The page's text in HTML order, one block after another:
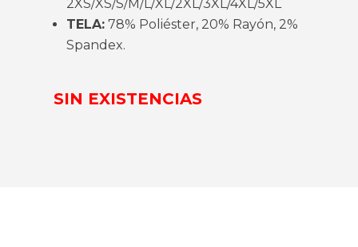
2XS/XS/S/M/L/XL/2XL/3XL/4XL/5XL
TELA: 78% Poliéster, 20% Rayón, 2%
Spandex.
SIN EXISTENCIAS